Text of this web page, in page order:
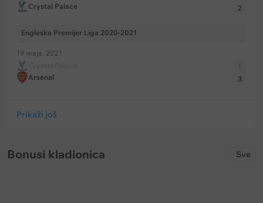
Crystal Palace
2
Engleska Premijer Liga 2020-2021
19 maja, 2021
Arsenal
3
Prikaži još
Bonusi kladionica Sve